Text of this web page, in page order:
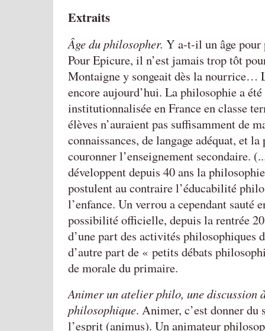
Extraits
Âge du philosopher. Y a-t-il un âge
Pour Epicure, il n’est jamais trop tôt
Montaigne y songeait dès la nourrice…
encore aujourd’hui. La philosophie a
institutionnalisée en France en classe
élèves n’auraient pas suffisamment de
connaissances, de langage adéquat, et
couronner l’enseignement secondaire.
développent depuis 40 ans la
postulent au contraire l’éducabilité
l’enfance. Un verrou a cependant sauté
possibilité officielle, depuis la rentrée
d’une part des activités philosophiques
d’autre part de « petits débats
de morale du primaire.
Animer un atelier philo, une discussion
philosophique. Animer, c’est donner du
l’esprit (animus). Un animateur